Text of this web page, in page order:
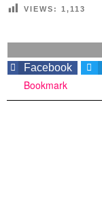
VIEWS: 1,113
Facebook
Bookmark